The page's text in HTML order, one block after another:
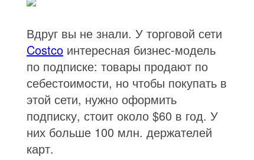
Вдруг вы не знали. У торговой сети
Costco интересная бизнес-модель
по подписке: товары продают по
себестоимости, но чтобы покупать в
этой сети, нужно оформить
подписку, стоит около $60 в год. У
них больше 100 млн. держателей
карт.